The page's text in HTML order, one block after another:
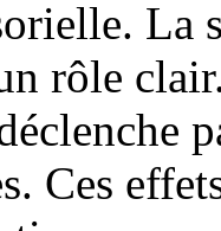
La
rôle
Ces